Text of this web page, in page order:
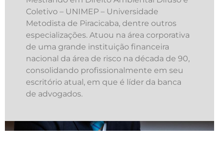
Coletivo – UNIMEP – Universidade
Metodista de Piracicaba, dentre outros
especializações. Atuou na área corporativa
de uma grande instituição financeira
nacional da área de risco na década de 90,
consolidando profissionalmente em seu
escritório atual, em que é líder da banca
de advogados.